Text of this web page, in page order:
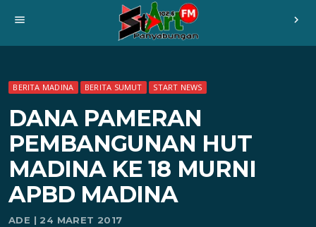
menu chevron_right
BERITA MADINA BERITA SUMUT START NEWS
DANA PAMERAN
PEMBANGUNAN HUT
MADINA KE 18 MURNI
APBD MADINA
ADE | 24 MARET 2017